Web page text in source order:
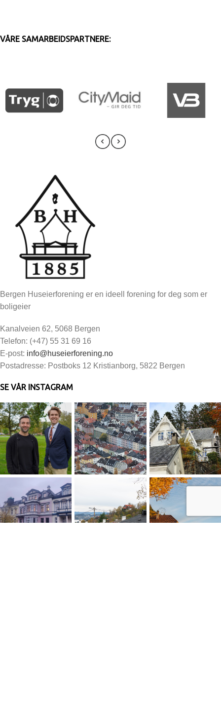
VÅRE SAMARBEIDSPARTNERE:
Bergen Huseierforening er en ideell forening for deg som er
boligeier
Kanalveien 62, 5068 Bergen
Telefon: (+47) 55 31 69 16
E-post: info@huseierforening.no
Postadresse: Postboks 12 Kristianborg, 5822 Bergen
SE VÅR INSTAGRAM